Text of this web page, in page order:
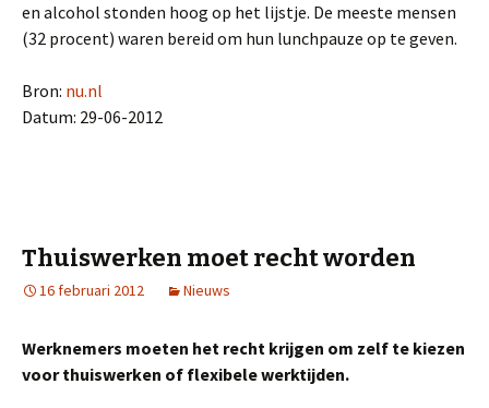
en alcohol stonden hoog op het lijstje. De meeste mensen
(32 procent) waren bereid om hun lunchpauze op te geven.
Bron: nu.nl
Datum: 29-06-2012
Thuiswerken moet recht worden
16 februari 2012 Nieuws
Werknemers moeten het recht krijgen om zelf te kiezen
voor thuiswerken of flexibele werktijden.